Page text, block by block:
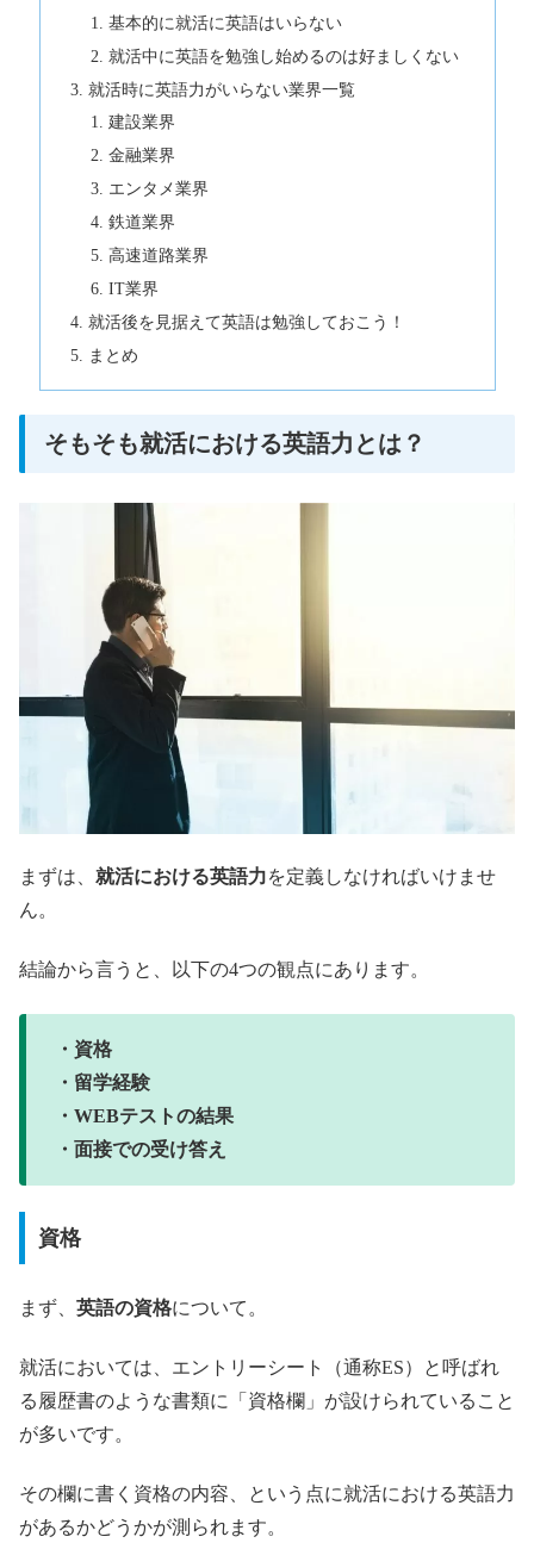
基本的に就活に英語はいらない
就活中に英語を勉強し始めるのは好ましくない
就活時に英語力がいらない業界一覧
建設業界
金融業界
エンタメ業界
鉄道業界
高速道路業界
IT業界
就活後を見据えて英語は勉強しておこう！
まとめ
そもそも就活における英語力とは？
まずは、 就活における英語力を定義しなければいけませ
ん。
結論から言うと、以下の4つの観点にあります。
・資格
・留学経験
・WEBテストの結果
・面接での受け答え
資格
まず、 英語の資格について。
就活においては、エントリーシート（通称ES）と呼ばれ
る履歴書のような書類に「資格欄」が設けられていること
が多いです。
その欄に書く資格の内容、という点に就活における英語力
があるかどうかが測られます。